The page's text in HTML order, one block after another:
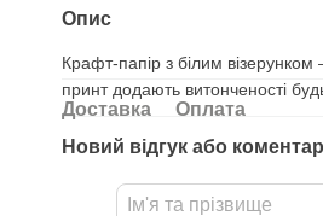
Опис
Крафт-папір з білим
принт додають витонченості
Доставка
Оплата
Новий відгук або коментар